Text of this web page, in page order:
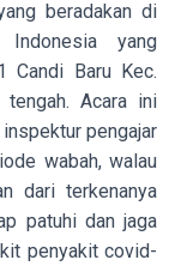
beradakan di
yang
Candi Baru Kec.
tengah. Acara ini
pengajar
wabah, walau
dari terkenanya
patuhi dan jaga
penyakit covid-